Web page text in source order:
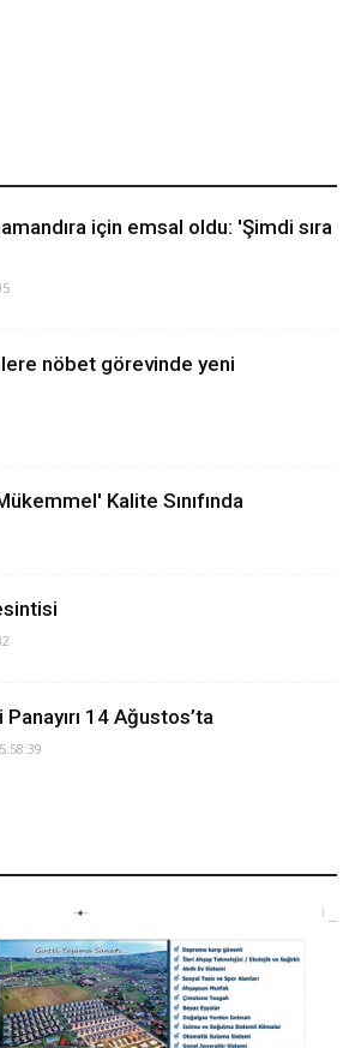
için emsal oldu: 'Şimdi sıra
nöbet görevinde yeni
Kalite Sınıfında
14 Ağustos’ta